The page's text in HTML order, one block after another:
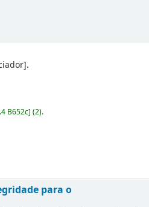
.
B652c](2).
para o